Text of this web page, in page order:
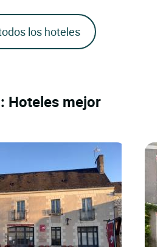
los hoteles
Hoteles mejor